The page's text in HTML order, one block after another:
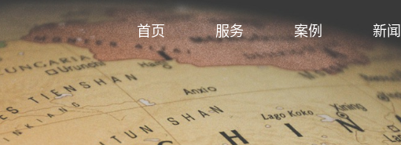
首页 服务 案例 新闻